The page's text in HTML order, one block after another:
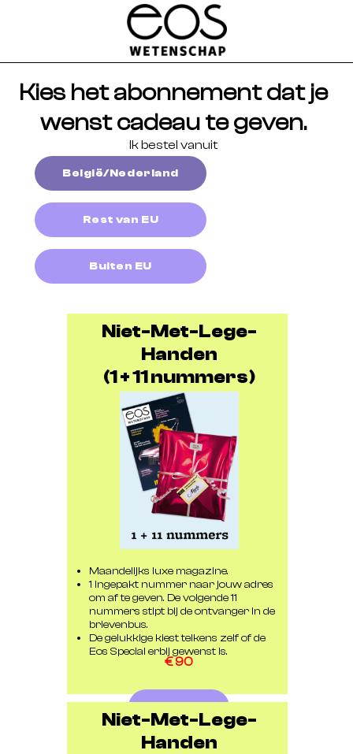
Kies het abonnement dat je
wenst cadeau te geven.
Ik bestel vanuit
België/Nederland
Rest van EU
Buiten EU
Niet-Met-Lege-
Handen
(1 + 11 nummers)
Maandelijks luxe magazine.
1 ingepakt nummer naar jouw adres
om af te geven. De volgende 11
nummers stipt bij de ontvanger in de
brievenbus.
De gelukkige kiest telkens zelf of de
Eos Special erbij gewenst is.
€ 90
Niet-Met-Lege-
Handen